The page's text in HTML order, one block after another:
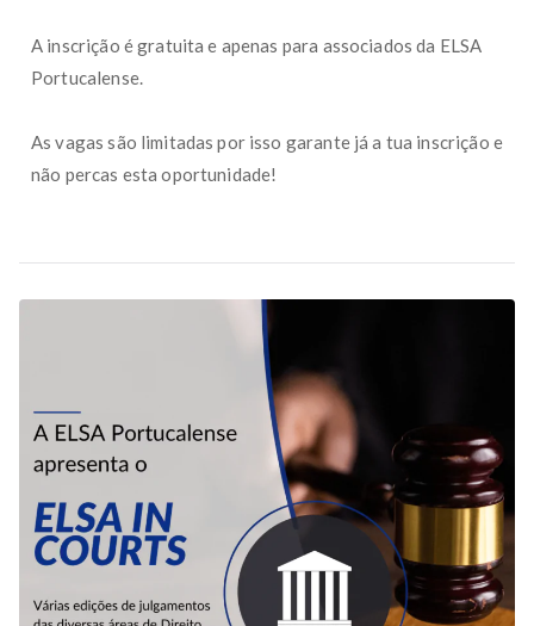
A inscrição é gratuita e apenas para associados da ELSA
Portucalense.
As vagas são limitadas por isso garante já a tua inscrição e
não percas esta oportunidade!